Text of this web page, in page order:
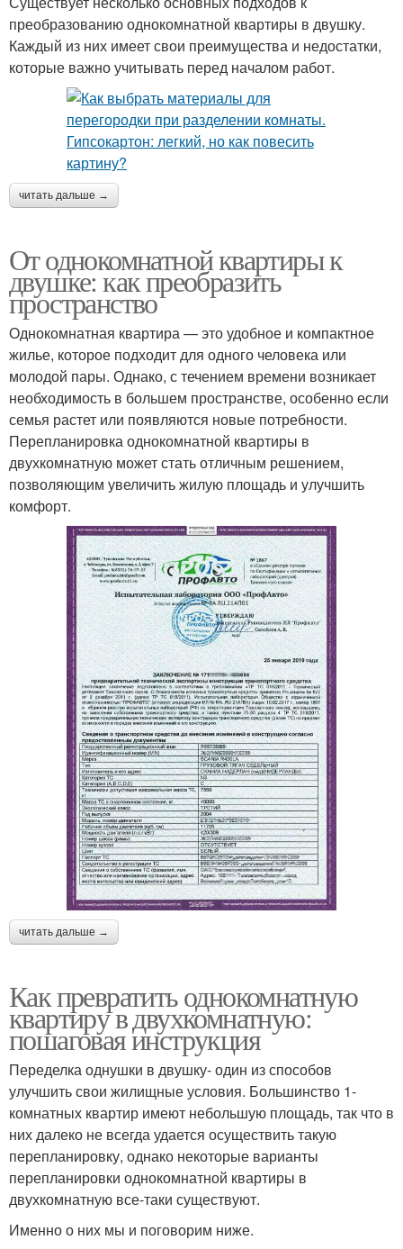
преобразованию однокомнатной квартиры в двушку.
Каждый из них имеет свои преимущества и недостатки,
которые важно учитывать перед началом работ.
читать дальше →
От однокомнатной квартиры к
двушке: как преобразить
пространство
Однокомнатная квартира — это удобное и компактное
жилье, которое подходит для одного человека или
молодой пары. Однако, с течением времени возникает
необходимость в большем пространстве, особенно если
семья растет или появляются новые потребности.
Перепланировка однокомнатной квартиры в
двухкомнатную может стать отличным решением,
позволяющим увеличить жилую площадь и улучшить
комфорт.
читать дальше →
Как превратить однокомнатную
квартиру в двухкомнатную:
пошаговая инструкция
Переделка однушки в двушку- один из способов
улучшить свои жилищные условия. Большинство 1-
комнатных квартир имеют небольшую площадь, так что в
них далеко не всегда удается осуществить такую
перепланировку, однако некоторые варианты
перепланировки однокомнатной квартиры в
двухкомнатную все-таки существуют.
Именно о них мы и поговорим ниже.